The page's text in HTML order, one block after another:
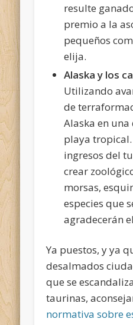
resulte
premio a la
pequeños
elija.
Alaska y los
Utilizando
de
Alaska en
playa tropical.
ingresos del
crear
morsas,
especies que
agradecerán
Ya puestos, y ya
desalmados
que se
taurinas,
normativa sobre